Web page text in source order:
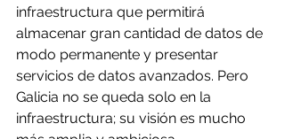
infraestructura que permitirá
almacenar gran cantidad de datos de
modo permanente y presentar
servicios de datos avanzados. Pero
Galicia no se queda solo en la
infraestructura; su visión es mucho